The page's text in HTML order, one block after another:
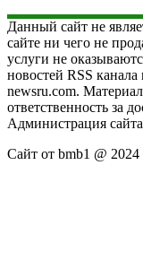
Данный сайт не
сайте ни чего не
услуги не
новостей RSS
newsru.com.
ответственность за
Администрация сайта
Сайт от bmb1 @ 2024